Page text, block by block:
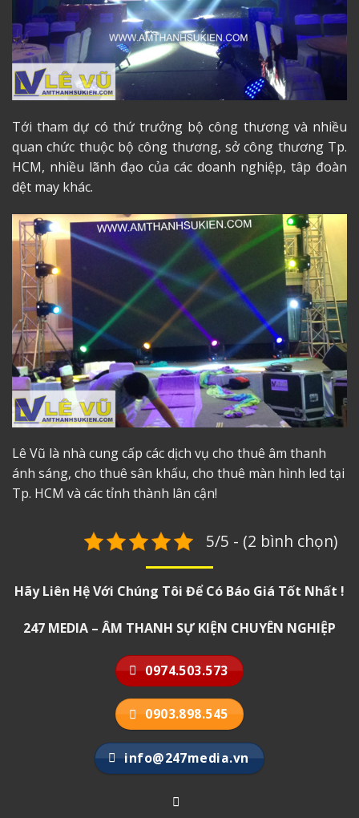
Tới tham dự có thứ trưởng bộ công thương và nhiều
quan chức thuộc bộ công thương, sở công thương Tp.
HCM, nhiều lãnh đạo của các doanh nghiệp, tâp đoàn
dệt may khác.
Lê Vũ là nhà cung cấp các dịch vụ cho thuê âm thanh
ánh sáng, cho thuê sân khấu, cho thuê màn hình led tại
Tp. HCM và các tỉnh thành lân cận!
5/5 - (2 bình chọn)
Hãy Liên Hệ Với Chúng Tôi Để Có Báo Giá Tốt Nhất !
247 MEDIA – ÂM THANH SỰ KIỆN CHUYÊN NGHIỆP
0974.503.573
0903.898.545
info@247media.vn